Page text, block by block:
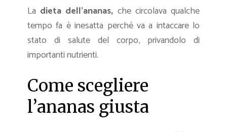
La dieta dell’ananas, che circolava qualche
tempo fa è inesatta perché va a intaccare lo
stato di salute del corpo, privandolo di
importanti nutrienti.
Come scegliere
l’ananas giusta